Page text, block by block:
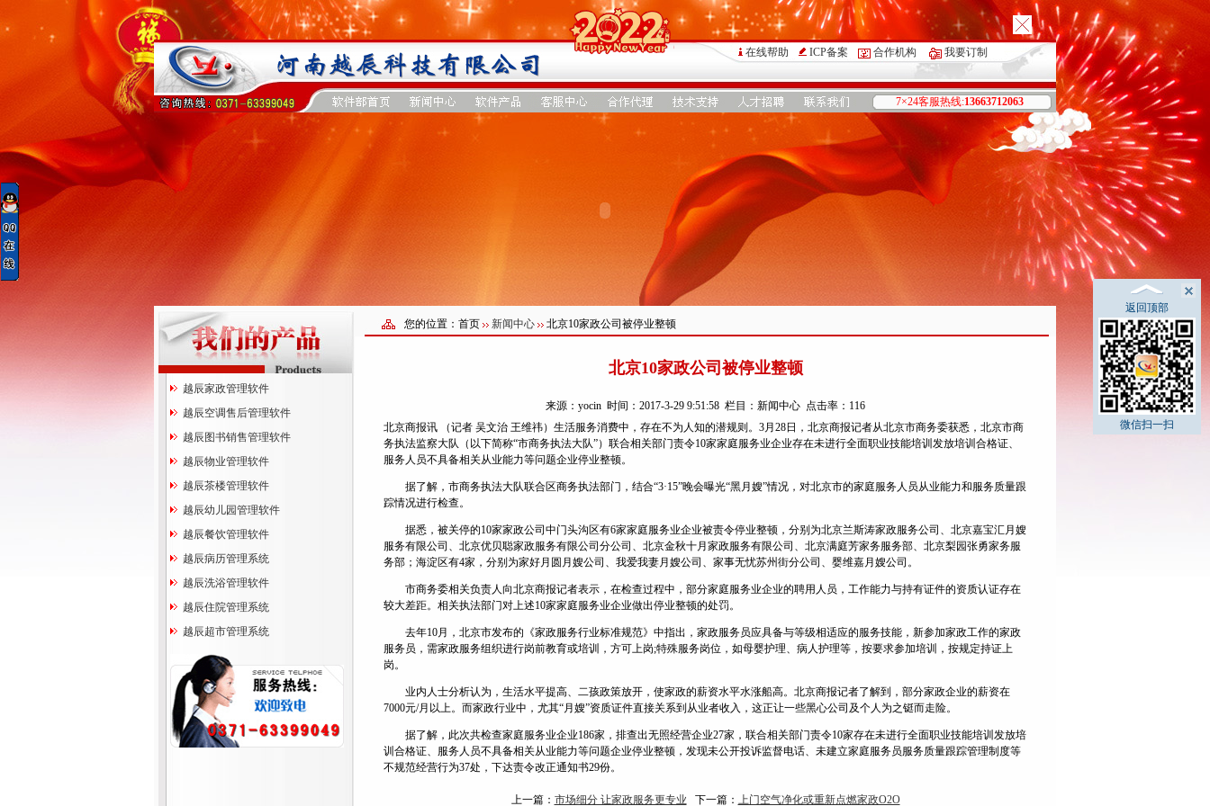
在线帮助 ICP备案 合作机构 我要订制
7×24客服热线:13663712063
您的位置：首页 新闻中心 北京10家政公司被停业整顿
越辰家政管理软件
越辰空调售后管理软件
越辰图书销售管理软件
越辰物业管理软件
越辰茶楼管理软件
越辰幼儿园管理软件
越辰餐饮管理软件
越辰病历管理系统
越辰洗浴管理软件
越辰住院管理系统
越辰超市管理系统
北京10家政公司被停业整顿
来源：yocin 时间：2017-3-29 9:51:58 栏目：新闻中心 点击率：116
北京商报讯 （记者 吴文治 王维祎）生活服务消费中，存在不为人知的潜规则。3月28日，北京商报记者从北京市商务委获悉，北京市商
务执法监察大队（以下简称“市商务执法大队”）联合相关部门责令10家家庭服务业企业存在未进行全面职业技能培训发放培训合格证、
服务人员不具备相关从业能力等问题企业停业整顿。
据了解，市商务执法大队联合区商务执法部门，结合“3·15”晚会曝光“黑月嫂”情况，对北京市的家庭服务人员从业能力和服务质量跟
踪情况进行检查。
据悉，被关停的10家家政公司中门头沟区有6家家庭服务业企业被责令停业整顿，分别为北京兰斯涛家政服务公司、北京嘉宝汇月嫂
服务有限公司、北京优贝聪家政服务有限公司分公司、北京金秋十月家政服务有限公司、北京满庭芳家务服务部、北京梨园张勇家务服
务部；海淀区有4家，分别为家好月圆月嫂公司、我爱我妻月嫂公司、家事无忧苏州街分公司、婴维嘉月嫂公司。
市商务委相关负责人向北京商报记者表示，在检查过程中，部分家庭服务业企业的聘用人员，工作能力与持有证件的资质认证存在
较大差距。相关执法部门对上述10家家庭服务业企业做出停业整顿的处罚。
去年10月，北京市发布的《家政服务行业标准规范》中指出，家政服务员应具备与等级相适应的服务技能，新参加家政工作的家政
服务员，需家政服务组织进行岗前教育或培训，方可上岗;特殊服务岗位，如母婴护理、病人护理等，按要求参加培训，按规定持证上
岗。
业内人士分析认为，生活水平提高、二孩政策放开，使家政的薪资水平水涨船高。北京商报记者了解到，部分家政企业的薪资在
7000元/月以上。而家政行业中，尤其“月嫂”资质证件直接关系到从业者收入，这正让一些黑心公司及个人为之铤而走险。
据了解，此次共检查家庭服务业企业186家，排查出无照经营企业27家，联合相关部门责令10家存在未进行全面职业技能培训发放培
训合格证、服务人员不具备相关从业能力等问题企业停业整顿，发现未公开投诉监督电话、未建立家庭服务员服务质量跟踪管理制度等
不规范经营行为37处，下达责令改正通知书29份。
上一篇： 市场细分 让家政服务更专业 下一篇： 上门空气净化或重新点燃家政O2O
返回顶部
微信扫一扫